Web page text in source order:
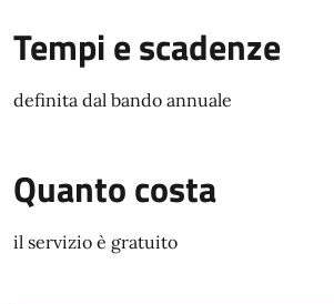
Tempi e scadenze
definita dal bando annuale
Quanto costa
il servizio è gratuito